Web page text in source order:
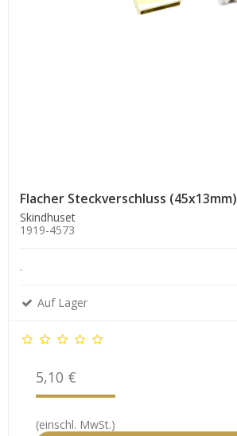
Flacher Steckverschluss (45x13mm)
Skindhuset
1919-4573
.
Auf Lager
5,10 €
(einschl. MwSt.)